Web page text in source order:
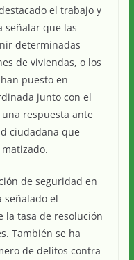
el trabajo y
señalar que las
determinadas
de viviendas, o los
puesto en
junto con el
respuesta ante
ciudadana que
de seguridad en
señalado el
la tasa de resolución
También se ha
de delitos contra